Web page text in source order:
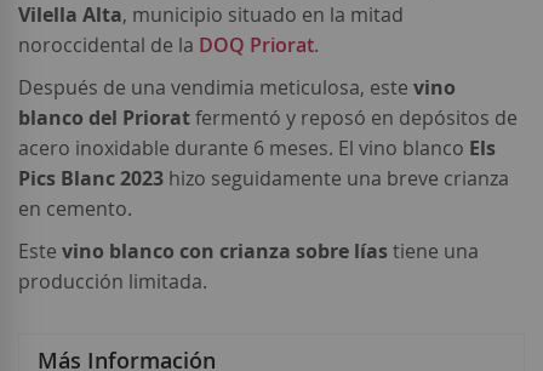
Vilella Alta, municipio situado en la mitad
noroccidental de la DOQ Priorat.
Después de una vendimia meticulosa, este vino
blanco del Prioratfermentó y reposó en depósitos de
acero inoxidable durante 6 meses. El vino blanco Els
Pics Blanc 2023 hizo seguidamente una breve crianza
en cemento.
Este vino blanco con crianza sobre líastiene una
producción limitada.
Más Información